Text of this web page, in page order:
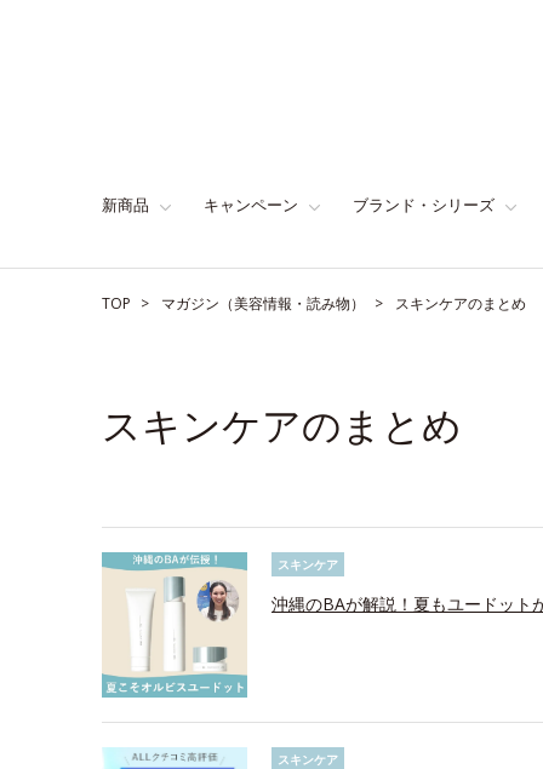
新商品 キャンペーン ブランド・シリーズ
TOP マガジン（美容情報・読み物） スキンケアのまとめ
スキンケアのまとめ
スキンケア
沖縄のBAが解説！夏もユードット
スキンケア